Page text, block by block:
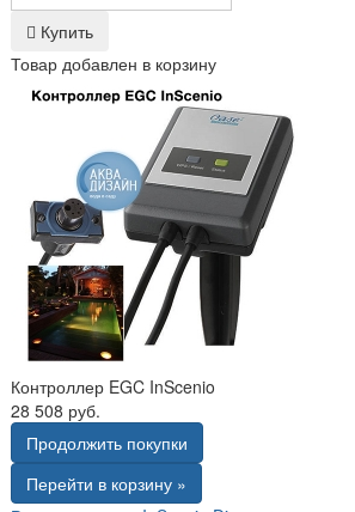
Купить
Товар добавлен в корзину
Контроллер EGC InScenio
28 508 руб.
Продолжить покупки
Перейти в корзину »